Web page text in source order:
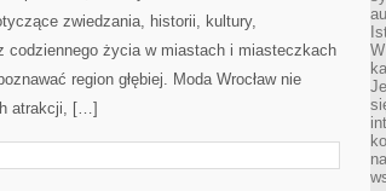
zwiedzania, historii, kultury,
codziennego życia w miastach i miasteczkach
region głębiej. Moda Wrocław nie
atrakcji, […]